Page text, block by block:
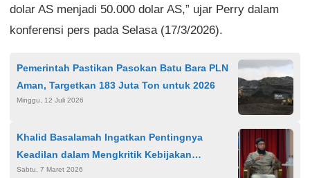
dolar AS menjadi 50.000 dolar AS,” ujar Perry dalam
konferensi pers pada Selasa (17/3/2026).
Pemerintah Pastikan Pasokan Batu Bara PLN
Aman, Targetkan 183 Juta Ton untuk 2026
Minggu, 12 Juli 2026
Khalid Basalamah Ingatkan Pentingnya
Keadilan dalam Mengkritik Kebijakan
Pemerintah: Lihat Sisi Positif
Sabtu, 7 Maret 2026